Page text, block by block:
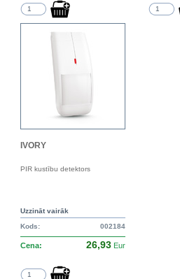
IVORY
PIR kustību detektors
Uzzināt vairāk
Kods:
002184
Cena: 26,93 Eur